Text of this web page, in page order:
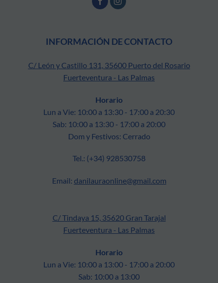
INFORMACIÓN DE CONTACTO
C/ León y Castillo 131, 35600 Puerto del Rosario
Fuerteventura - Las Palmas
Horario
Lun a Vie: 10:00 a 13:30 - 17:00 a 20:30
Sab: 10:00 a 13:30 - 17:00 a 20:00
Dom y Festivos: Cerrado
Tel.: (+34) 928530758
Email: danilauraonline@gmail.com
C/ Tindaya 15, 35620 Gran Tarajal
Fuerteventura - Las Palmas
Horario
Lun a Vie: 10:00 a 13:00 - 17:00 a 20:00
Sab: 10:00 a 13:00